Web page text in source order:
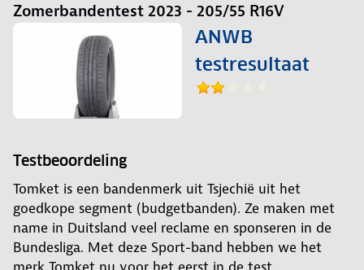
Zomerbandentest 2023 - 205/55 R16V
ANWB
testresultaat
Testbeoordeling
Tomket is een bandenmerk uit Tsjechië uit het
goedkope segment (budgetbanden). Ze maken met
name in Duitsland veel reclame en sponseren in de
Bundesliga. Met deze Sport-band hebben we het